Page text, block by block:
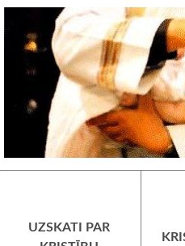
UZSKATI PAR